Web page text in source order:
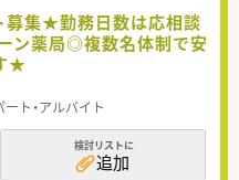
募集★勤務日数は応相談
ン薬局◎複数名体制で安
★
ート・アルバイト
検討リストに
追加